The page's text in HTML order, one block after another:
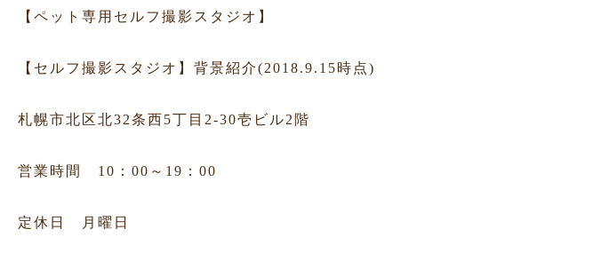
【ペット専用セルフ撮影スタジオ】
【セルフ撮影スタジオ】背景紹介(2018.9.15時点)
札幌市北区北32条西5丁目2-30壱ビル2階
営業時間 10：00～19：00
定休日 月曜日